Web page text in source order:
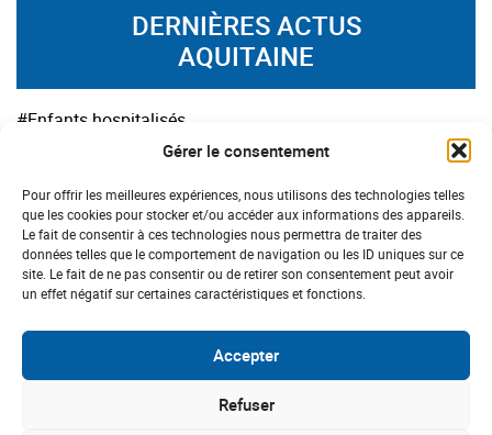
Gérer le consentement
Pour offrir les meilleures expériences, nous utilisons des technologies telles
que les cookies pour stocker et/ou accéder aux informations des appareils.
Le fait de consentir à ces technologies nous permettra de traiter des
données telles que le comportement de navigation ou les ID uniques sur ce
site. Le fait de ne pas consentir ou de retirer son consentement peut avoir
un effet négatif sur certaines caractéristiques et fonctions.
Accepter
Refuser
DERNIÈRES ACTUS
AQUITAINE
#Enfants hospitalisés